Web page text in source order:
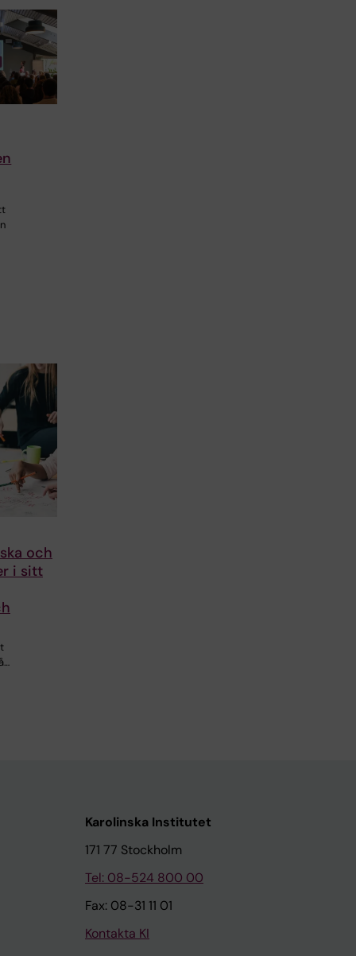
och
i sitt
Karolinska Institutet
171 77 Stockholm
Tel: 08-524 800 00
Fax: 08-31 11 01
Kontakta KI